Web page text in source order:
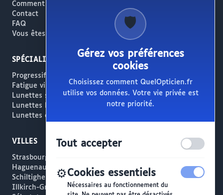
Comment ça marche
Contact
FAQ
Vous êtes opticien ?
SPÉCIALITÉS
Progressifs / Presbytie
Fatigue visuelle / Écrans
Lunettes solaires
Lunettes haut de gamme
Lunettes créateur
VILLES
Strasbourg
Haguenau
Schiltigheim
Illkirch-Graffenstaden
🛡️
Gérez vos préférences
cookies
Choisissez comment QuelOpticien.fr
utilise vos données. Votre vie privée est
notre priorité.
Tout accepter
⚙️Cookies essentiels
Nécessaires au fonctionnement du